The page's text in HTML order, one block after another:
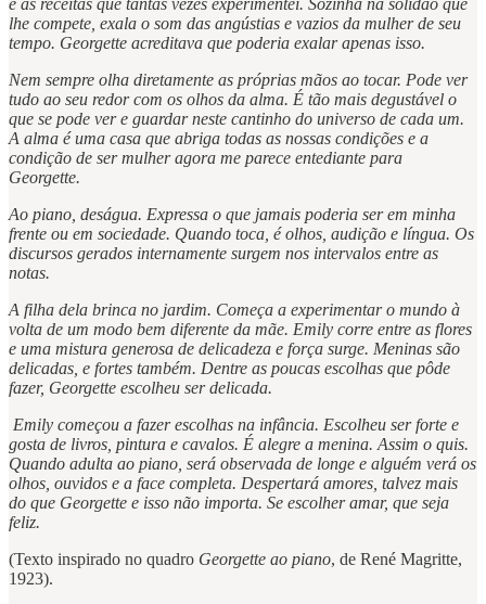
lhe compete, exala o som das angústias e vazios da mulher de seu
tempo. Georgette acreditava que poderia exalar apenas isso.
Nem sempre olha diretamente as próprias mãos ao tocar. Pode ver
tudo ao seu redor com os olhos da alma. É tão mais degustável o
que se pode ver e guardar neste cantinho do universo de cada um.
A alma é uma casa que abriga todas as nossas condições e a
condição de ser mulher agora me parece entediante para
Georgette.
Ao piano, deságua. Expressa o que jamais poderia ser em minha
frente ou em sociedade. Quando toca, é olhos, audição e língua. Os
discursos gerados internamente surgem nos intervalos entre as
notas.
A filha dela brinca no jardim. Começa a experimentar o mundo à
volta de um modo bem diferente da mãe. Emily corre entre as flores
e uma mistura generosa de delicadeza e força surge. Meninas são
delicadas, e fortes também. Dentre as poucas escolhas que pôde
fazer, Georgette escolheu ser delicada.
Emily começou a fazer escolhas na infância. Escolheu ser forte e
gosta de livros, pintura e cavalos. É alegre a menina. Assim o quis.
Quando adulta ao piano, será observada de longe e alguém verá os
olhos, ouvidos e a face completa. Despertará amores, talvez mais
do que Georgette e isso não importa. Se escolher amar, que seja
feliz.
(Texto inspirado no quadro Georgette ao piano, de René Magritte,
1923).